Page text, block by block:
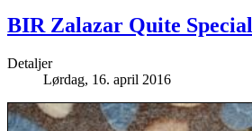
BIR Zalazar Quite Special
Detaljer
Lørdag, 16. april 2016